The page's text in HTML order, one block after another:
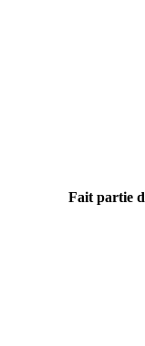
Fait partie